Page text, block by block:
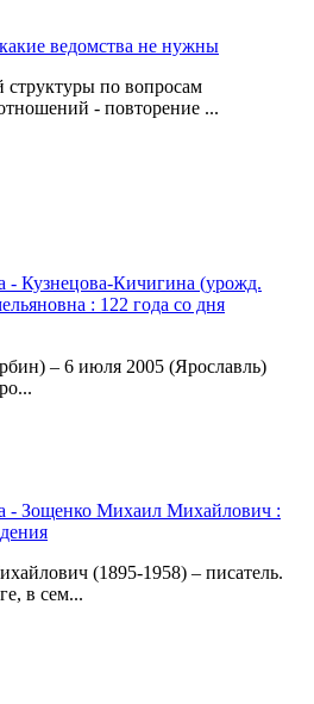
ведомства не нужны
структуры по вопросам
- повторение ...
- Кузнецова-Кичигина (урожд.
: 122 года со дня
– 6 июля 2005 (Ярославль)
- Зощенко Михаил Михайлович :
(1895-1958) – писатель.
в сем...